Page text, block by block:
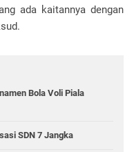
ada kaitannya dengan
Bola Voli Piala
SDN 7 Jangka